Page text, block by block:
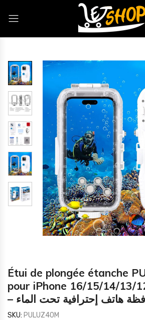
Étui de plongée étanche
pour iPhone 16/15/14/13/
هاتف إحترافية تحت الماء
SKU: PULUZ40M